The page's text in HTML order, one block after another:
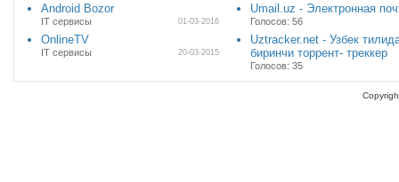
Android Bozor
IT cервисы 01-03-2016
OnlineTV
IT cервисы 20-03-2015
Umail.uz - Электронная
Голосов: 56
Uztracker.net - Узбек
биринчи торрент- треккер
Голосов: 35